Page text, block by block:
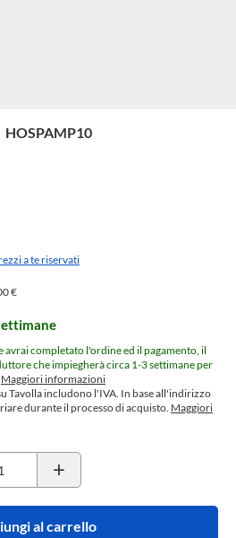
HOSPAMP10
a te riservati
€
avrai completato l'ordine ed il pagamento, il
che impiegherà circa 1-3 settimane per
Maggiori informazioni
Tavolla includono l'IVA. In base all'indirizzo
durante il processo di acquisto. Maggiori
+
al carrello